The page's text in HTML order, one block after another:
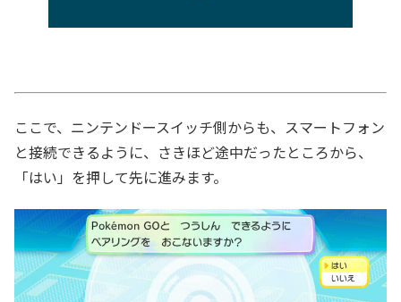
ここで、ニンテンドースイッチ側からも、スマートフォン
と接続できるように、さきほど途中だったところから、
「はい」を押して先に進みます。